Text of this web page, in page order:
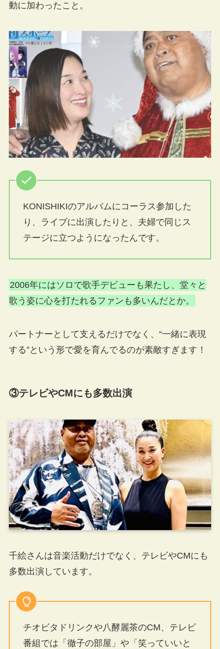
動に加わったこと。
KONISHIKIのアルバムにコーラス参加した
り、ライブに出演したりと、夫婦で同じス
テージに立つようになったんです。
2006年にはソロで歌手デビューも果たし、堂々と
歌う姿に心を打たれるファンも多いんだとか。
パートナーとして支えるだけでなく、“一緒に表現
する”という形で愛を育んでるのが素敵すぎます！
③テレビやCMにも多数出演
千絵さんは音楽活動だけでなく、テレビやCMにも
多数出演しています。
チオビタドリンクや八酵麗茶のCM、テレビ
番組では「徹子の部屋」や「笑っていいと